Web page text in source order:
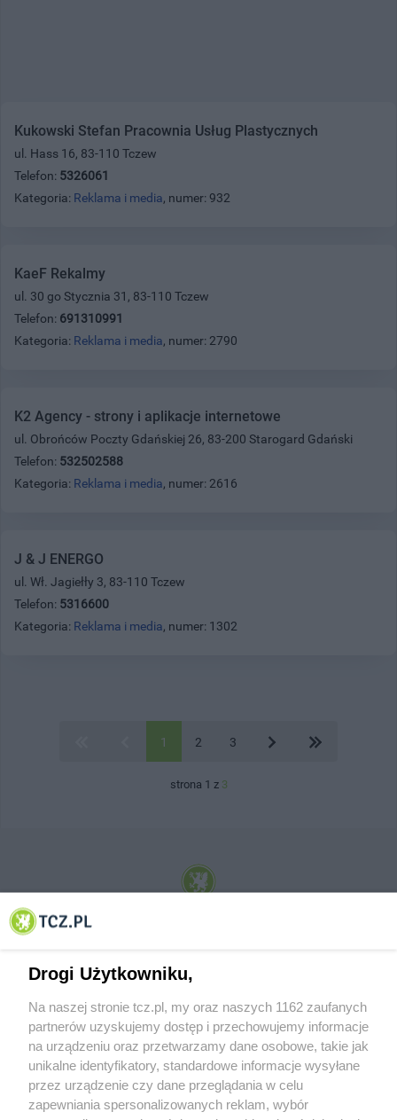
Kukowski Stefan Pracownia Usług Plastycznych
ul. Hass 16, 83-110 Tczew
Telefon: 5326061
Kategoria: Reklama i media, numer: 932
KaeF Rekalmy
ul. 30 go Stycznia 31, 83-110 Tczew
Telefon: 691310991
Kategoria: Reklama i media, numer: 2790
K2 Agency - strony i aplikacje internetowe
ul. Obrońców Poczty Gdańskiej 26, 83-200 Starogard Gdański
Telefon: 532502588
Kategoria: Reklama i media, numer: 2616
J & J ENERGO
ul. Wł. Jagiełły 3, 83-110 Tczew
Telefon: 5316600
Kategoria: Reklama i media, numer: 1302
1 2 3
strona 1 z 3
© 2001-2026 Tczew - TCZ.PL Sp. z o.o. Internetowy Serwis Informacyjny Miasta
O FIRMIE POLITYKA PRYWATNOŚCI HOSTING
Drogi Użytkowniku,
Na naszej stronie tcz.pl, my oraz naszych 1162 zaufanych
partnerów uzyskujemy dostęp i przechowujemy informacje
na urządzeniu oraz przetwarzamy dane osobowe, takie jak
unikalne identyfikatory, standardowe informacje wysyłane
przez urządzenie czy dane przeglądania w celu
zapewniania spersonalizowanych reklam, wybór